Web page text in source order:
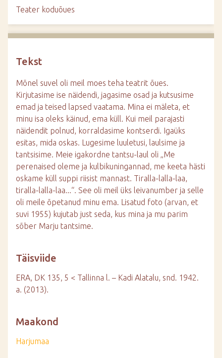
Teater koduõues
Tekst
Mõnel suvel oli meil moes teha teatrit õues.
Kirjutasime ise näidendi, jagasime osad ja kutsusime
emad ja teised lapsed vaatama. Mina ei mäleta, et
minu isa oleks käinud, ema küll. Kui meil parajasti
näidendit polnud, korraldasime kontserdi. Igaüks
esitas, mida oskas. Lugesime luuletusi, laulsime ja
tantsisime. Meie igakordne tantsu-laul oli „Me
perenaised oleme ja kulbikuningannad, me keeta hästi
oskame küll suppi riisist mannast. Tiralla-lalla-laa,
tiralla-lalla-laa...“. See oli meil üks leivanumber ja selle
oli meile õpetanud minu ema. Lisatud foto (arvan, et
suvi 1955) kujutab just seda, kus mina ja mu parim
sõber Marju tantsime.
Täisviide
ERA, DK 135, 5 < Tallinna l. – Kadi Alatalu, snd. 1942.
a. (2013).
Maakond
Harjumaa